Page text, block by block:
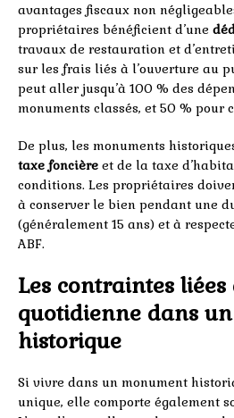
avantages fiscaux non
propriétaires bénéficient d’une
travaux de restauration et
sur les frais liés à l’ouverture au
peut aller jusqu’à 100 % des
monuments classés, et 50 % pour
De plus, les monuments
taxe foncière et de la taxe
conditions. Les propriétaires
à conserver le bien pendant une
(généralement 15 ans) et à
ABF.
Les contraintes
quotidienne dans
historique
Si vivre dans un monument
unique, elle comporte également